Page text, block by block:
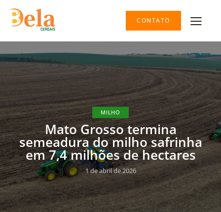
CONTATO
MILHO
Mato Grosso termina
semeadura do milho safrinha
em 7,4 milhões de hectares
1 de abril de 2026